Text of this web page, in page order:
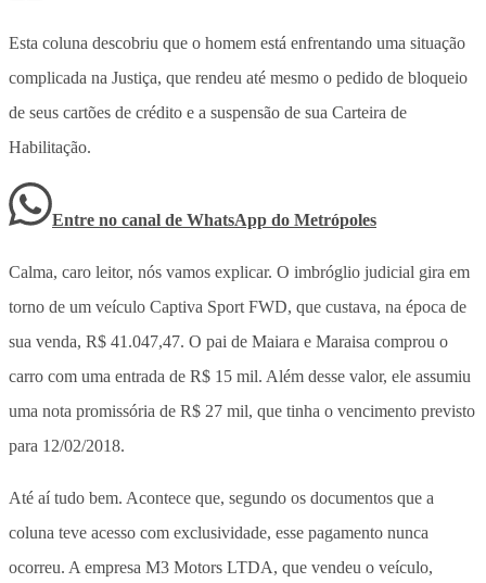
Esta coluna descobriu que o homem está enfrentando uma situação
complicada na Justiça, que rendeu até mesmo o pedido de bloqueio
de seus cartões de crédito e a suspensão de sua Carteira de
Habilitação.
Entre no canal de WhatsApp do Metrópoles
Calma, caro leitor, nós vamos explicar. O imbróglio judicial gira em
torno de um veículo Captiva Sport FWD, que custava, na época de
sua venda, R$ 41.047,47. O pai de Maiara e Maraisa comprou o
carro com uma entrada de R$ 15 mil. Além desse valor, ele assumiu
uma nota promissória de R$ 27 mil, que tinha o vencimento previsto
para 12/02/2018.
Até aí tudo bem. Acontece que, segundo os documentos que a
coluna teve acesso com exclusividade, esse pagamento nunca
ocorreu. A empresa M3 Motors LTDA, que vendeu o veículo,